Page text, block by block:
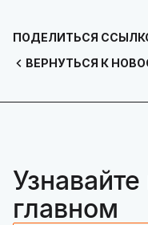
ВЕРНУТЬСЯ К
ПОДЕЛИТЬСЯ
главном